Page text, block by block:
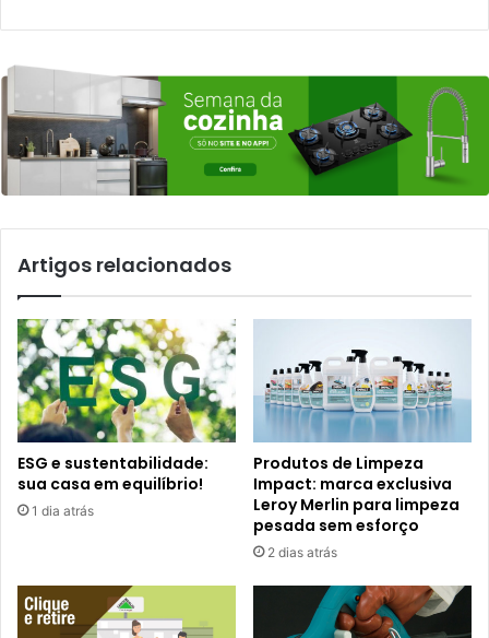
Artigos relacionados
ESG e sustentabilidade:
sua casa em equilíbrio!
1 dia atrás
Produtos de Limpeza
Impact: marca exclusiva
Leroy Merlin para limpeza
pesada sem esforço
2 dias atrás